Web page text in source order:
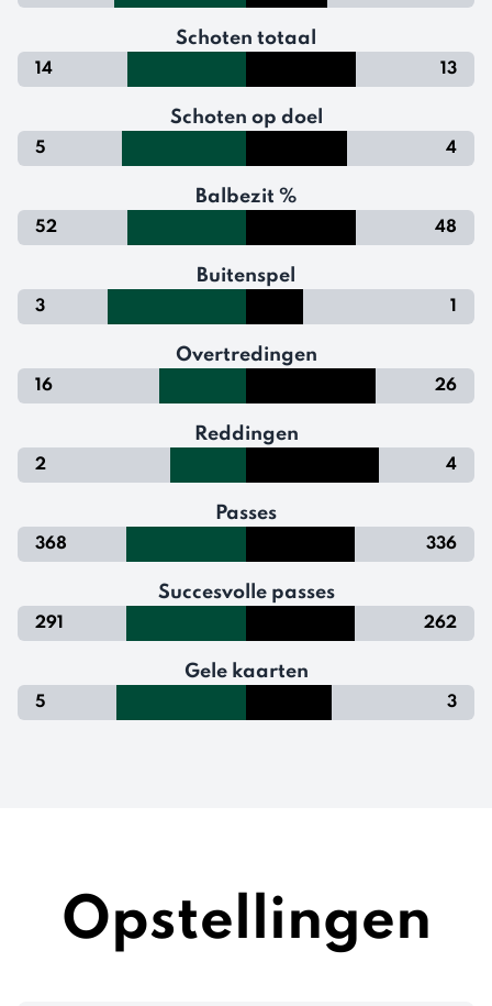
Schoten totaal
14 13
Schoten op doel
5 4
Balbezit %
52 48
Buitenspel
3 1
Overtredingen
16 26
Reddingen
2 4
Passes
368 336
Succesvolle passes
291 262
Gele kaarten
5 3
Opstellingen